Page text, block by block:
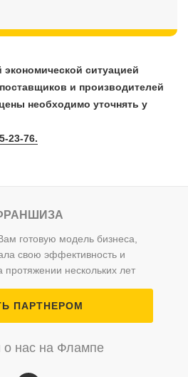
экономической ситуацией
и производителей
необходимо уточнять у
23-76.
готовую модель бизнеса,
свою эффективность и
протяжении нескольких лет
ПАРТНЕРОМ
нас на Флампе